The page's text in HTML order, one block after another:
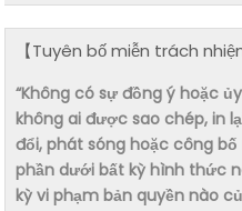
【Tuyên bố miễn trách
“Không có sự đồng ý hoặc
không ai được sao chép, in
đổi, phát sóng hoặc công
phần dưới bất kỳ hình thức
kỳ vi phạm bản quyền nào